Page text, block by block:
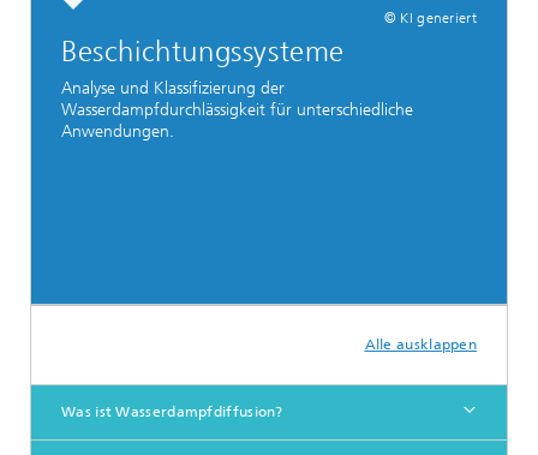
© KI generiert
Beschichtungssysteme
Analyse und Klassifizierung der
Wasserdampfdurchlässigkeit für unterschiedliche
Anwendungen.
Alle ausklappen
Was ist Wasserdampfdiffusion?